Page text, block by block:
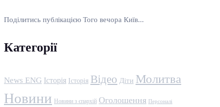
Поділитись публікацією Того вечора Київ...
Категорії
News ENG Історія Історія Відео Діти Молитва
Новини Новини з єпархій Оголошення Персоналі